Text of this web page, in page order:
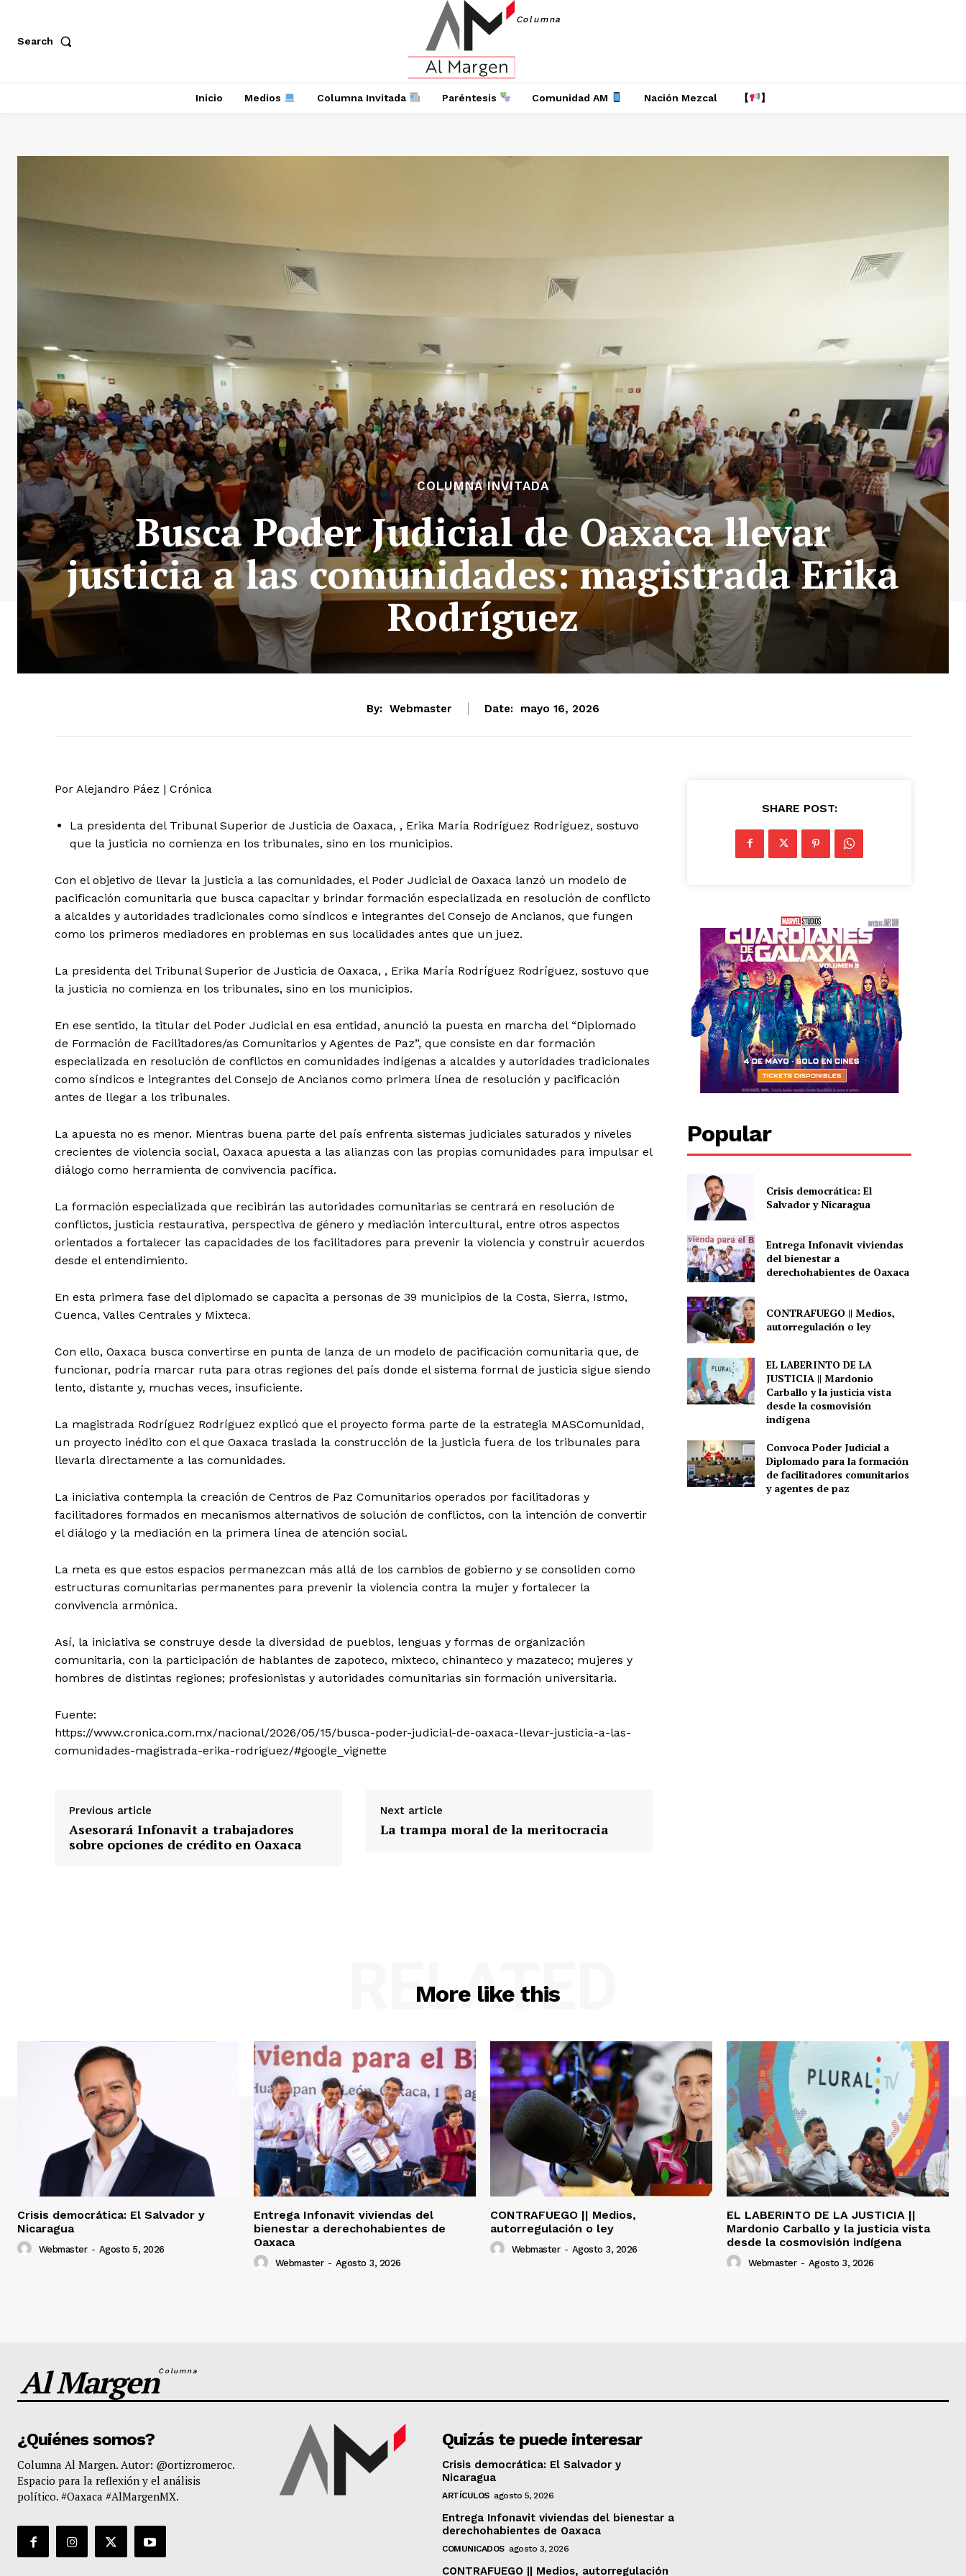
+ Todas las formas de lucha, potencialmente enlazadas
Search
Columna
Inicio Medios Columna Invitada Paréntesis Comunidad AM Nación Mezcal 【 】
COLUMNA INVITADA
Busca Poder Judicial de Oaxaca llevar
justicia a las comunidades: magistrada Erika
Rodríguez
By: Webmaster Date: mayo 16, 2026
Por Alejandro Páez | Crónica
La presidenta del Tribunal Superior de Justicia de Oaxaca, , Erika María Rodríguez Rodríguez, sostuvo
que la justicia no comienza en los tribunales, sino en los municipios.
Con el objetivo de llevar la justicia a las comunidades, el Poder Judicial de Oaxaca lanzó un modelo de
pacificación comunitaria que busca capacitar y brindar formación especializada en resolución de conflicto
a alcaldes y autoridades tradicionales como síndicos e integrantes del Consejo de Ancianos, que fungen
como los primeros mediadores en problemas en sus localidades antes que un juez.
La presidenta del Tribunal Superior de Justicia de Oaxaca, , Erika María Rodríguez Rodríguez, sostuvo que
la justicia no comienza en los tribunales, sino en los municipios.
En ese sentido, la titular del Poder Judicial en esa entidad, anunció la puesta en marcha del “Diplomado
de Formación de Facilitadores/as Comunitarios y Agentes de Paz”, que consiste en dar formación
especializada en resolución de conflictos en comunidades indígenas a alcaldes y autoridades tradicionales
como síndicos e integrantes del Consejo de Ancianos como primera línea de resolución y pacificación
antes de llegar a los tribunales.
La apuesta no es menor. Mientras buena parte del país enfrenta sistemas judiciales saturados y niveles
crecientes de violencia social, Oaxaca apuesta a las alianzas con las propias comunidades para impulsar el
diálogo como herramienta de convivencia pacífica.
La formación especializada que recibirán las autoridades comunitarias se centrará en resolución de
conflictos, justicia restaurativa, perspectiva de género y mediación intercultural, entre otros aspectos
orientados a fortalecer las capacidades de los facilitadores para prevenir la violencia y construir acuerdos
desde el entendimiento.
En esta primera fase del diplomado se capacita a personas de 39 municipios de la Costa, Sierra, Istmo,
Cuenca, Valles Centrales y Mixteca.
Con ello, Oaxaca busca convertirse en punta de lanza de un modelo de pacificación comunitaria que, de
funcionar, podría marcar ruta para otras regiones del país donde el sistema formal de justicia sigue siendo
lento, distante y, muchas veces, insuficiente.
La magistrada Rodríguez Rodríguez explicó que el proyecto forma parte de la estrategia MASComunidad,
un proyecto inédito con el que Oaxaca traslada la construcción de la justicia fuera de los tribunales para
llevarla directamente a las comunidades.
La iniciativa contempla la creación de Centros de Paz Comunitarios operados por facilitadoras y
facilitadores formados en mecanismos alternativos de solución de conflictos, con la intención de convertir
el diálogo y la mediación en la primera línea de atención social.
La meta es que estos espacios permanezcan más allá de los cambios de gobierno y se consoliden como
estructuras comunitarias permanentes para prevenir la violencia contra la mujer y fortalecer la
convivencia armónica.
Así, la iniciativa se construye desde la diversidad de pueblos, lenguas y formas de organización
comunitaria, con la participación de hablantes de zapoteco, mixteco, chinanteco y mazateco; mujeres y
hombres de distintas regiones; profesionistas y autoridades comunitarias sin formación universitaria.
Fuente:
https://www.cronica.com.mx/nacional/2026/05/15/busca-poder-judicial-de-oaxaca-llevar-justicia-a-las-
comunidades-magistrada-erika-rodriguez/#google_vignette
Previous article
Asesorará Infonavit a trabajadores
sobre opciones de crédito en Oaxaca
Next article
La trampa moral de la meritocracia
SHARE POST:
Popular
Crisis democrática: El
Salvador y Nicaragua
Entrega Infonavit viviendas
del bienestar a
derechohabientes de Oaxaca
CONTRAFUEGO || Medios,
autorregulación o ley
EL LABERINTO DE LA
JUSTICIA || Mardonio
Carballo y la justicia vista
desde la cosmovisión
indígena
Convoca Poder Judicial a
Diplomado para la formación
de facilitadores comunitarios
y agentes de paz
More like this
RELATED
Crisis democrática: El Salvador y
Nicaragua
Webmaster - Agosto 5, 2026
Entrega Infonavit viviendas del
bienestar a derechohabientes de
Oaxaca
Webmaster - Agosto 3, 2026
CONTRAFUEGO || Medios,
autorregulación o ley
Webmaster - Agosto 3, 2026
EL LABERINTO DE LA JUSTICIA ||
Mardonio Carballo y la justicia vista
desde la cosmovisión indígena
Webmaster - Agosto 3, 2026
Al MargenColumna
¿Quiénes somos?
Columna Al Margen. Autor: @ortizromeroc.
Espacio para la reflexión y el análisis
político. #Oaxaca #AlMargenMX.
Quizás te puede interesar
Crisis democrática: El Salvador y
Nicaragua
ARTÍCULOS agosto 5, 2026
Entrega Infonavit viviendas del bienestar a
derechohabientes de Oaxaca
COMUNICADOS agosto 3, 2026
CONTRAFUEGO || Medios, autorregulación